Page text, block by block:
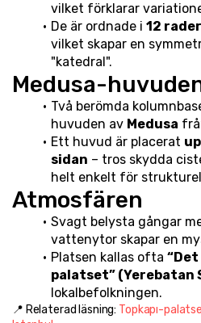
vilket förklarar
De är ordnade i 12
vilket skapar en
"katedral".
Medusa-
Två berömda
huvuden av Medusa
Ett huvud är placerat
sidan – tros skydda
helt enkelt för
Atmosfären
Svagt belysta gångar
vattenytor skapar en
Platsen kallas ofta
palatset” (Yerebatan
lokalbefolkningen.
📍 Relaterad läsning: Topkapı-